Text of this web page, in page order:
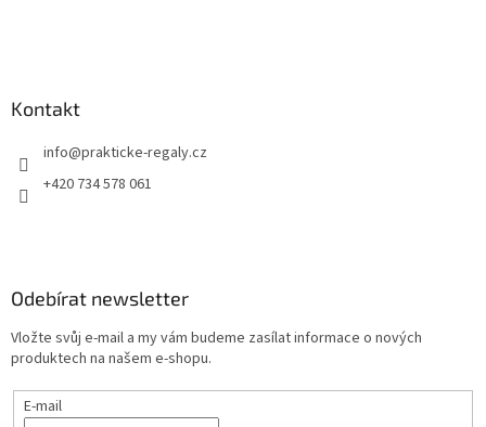
Kontakt
info@prakticke-regaly.cz
+420 734 578 061
Odebírat newsletter
Vložte svůj e-mail a my vám budeme zasílat informace o nových
produktech na našem e-shopu.
E-mail